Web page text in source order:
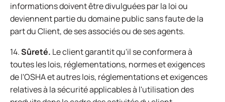
informations doivent être divulguées par la loi ou
deviennent partie du domaine public sans faute de la
part du Client, de ses associés ou de ses agents.
14.Sûreté. Le client garantit qu'il se conformera à
toutes les lois, réglementations, normes et exigences
de l'OSHA et autres lois, réglementations et exigences
relatives à la sécurité applicables à l'utilisation des